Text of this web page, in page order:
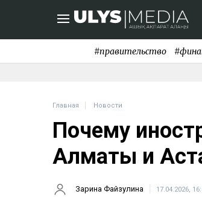
#правительство
Главная Новости
Почему
Алматы и
Зарина Файзулина 17.04.2026,